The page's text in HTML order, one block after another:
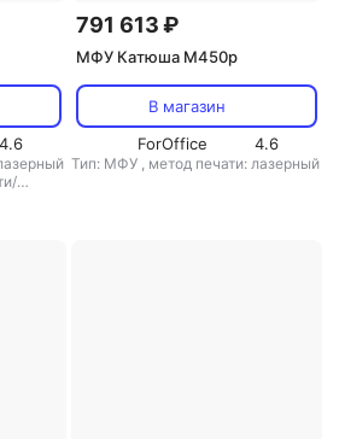
4.6
791 613 ₽
МФУ Катюша M450p
В магазин
ForOffice
4.6
Тип: МФУ , метод печати: лазерный